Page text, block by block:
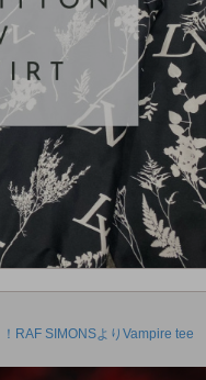
RAF SIMONSよりVampire tee